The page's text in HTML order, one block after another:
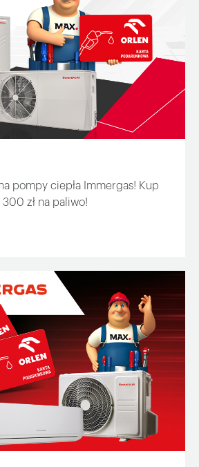
pompy ciepła Immergas! Kup
zł na paliwo!